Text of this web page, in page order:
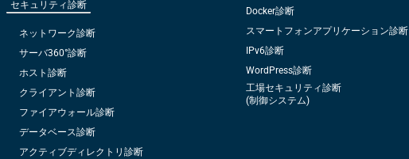
セキュリティ診断
ネットワーク診断
サーバ360°診断
ホスト診断
クライアント診断
ファイアウォール診断
データベース診断
アクティブディレクトリ診断
Docker診断
スマートフォンアプリケーション診断
IPv6診断
WordPress診断
工場セキュリティ診断
(制御システム)